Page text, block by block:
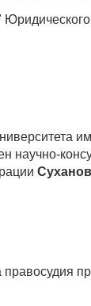
научно-
правосудия